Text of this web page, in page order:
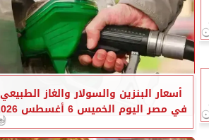
أسعار البنزين والسولار والغاز الطبيعي
في مصر اليوم الخميس 6 أغسطس 2026